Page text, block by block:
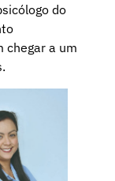
do
chegar a um